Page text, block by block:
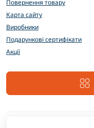
Повернення товару
Карта сайту
Виробники
Подарункові сертифікати
Акції